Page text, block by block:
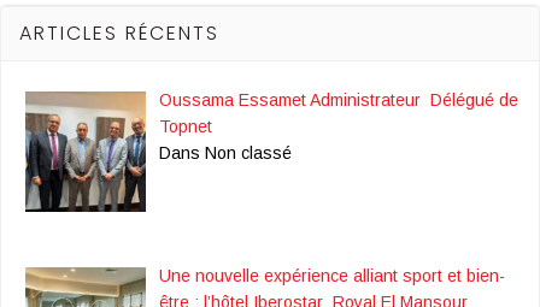
ARTICLES RÉCENTS
Oussama Essamet Administrateur Délégué de
Topnet
Dans Non classé
Une nouvelle expérience alliant sport et bien-
être : l’hôtel Iberostar Royal El Mansour